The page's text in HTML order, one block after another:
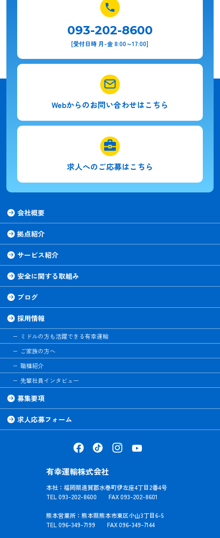
093-202-8600
[受付日時 月-金 8:00～17:00]
Webからのお問い合わせはこちら
求人へのご応募はこちら
会社概要
拠点紹介
サービス紹介
安全に関する取組み
ブログ
採用情報
ミドルの方も活躍できる有幸運輸
ご家族の方へ
職種紹介
先輩社員インタビュー
募集要項
求人応募フォーム
有幸運輸株式会社
本社：福岡県遠賀郡水巻町伊左座4丁目2番4号
TEL 093-202-8600 FAX 093-202-8601
熊本営業所：熊本県熊本市東区小山3丁目6-5
TEL 096-349-7199 FAX 096-349-7144